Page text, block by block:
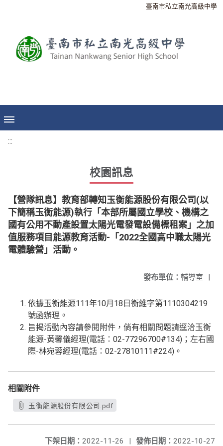
臺南市私立南光高級中學
:::
校園訊息
【營隊訊息】教育部轉知玉衡能源股份有限公司(以
下簡稱玉衡能源)執行「本部所屬國立學校、機構之
國有公用不動產設置太陽光電發電設備標租案」之加
值服務項目能源教育活動-「2022全國高中職太陽光
電體驗營」活動。
發布單位： 輔導室 |
依據玉衡能源111年10月18日衡維字第1110304219
號函辦理。
旨揭活動內容請參閱附件，倘有相關問題請逕洽玉衡
能源-黃馨儀經理(電話：02-77296700#134)；左右國
際-林宛蓉經理(電話：02-27810111#224)。
相關附件
玉衡能源股份有限公司.pdf
發佈日期： 2022-10-27
下架日期： 2022-11-26 |